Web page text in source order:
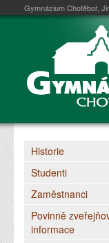
Gymnázium Chotěboř,
Historie
Studenti
Zaměstnanci
Povinně
informace